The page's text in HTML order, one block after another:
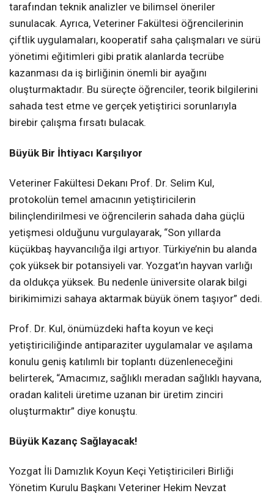
tarafından teknik analizler ve bilimsel öneriler
sunulacak. Ayrıca, Veteriner Fakültesi öğrencilerinin
çiftlik uygulamaları, kooperatif saha çalışmaları ve sürü
yönetimi eğitimleri gibi pratik alanlarda tecrübe
kazanması da iş birliğinin önemli bir ayağını
oluşturmaktadır. Bu süreçte öğrenciler, teorik bilgilerini
sahada test etme ve gerçek yetiştirici sorunlarıyla
birebir çalışma fırsatı bulacak.
Büyük Bir İhtiyacı Karşılıyor
Veteriner Fakültesi Dekanı Prof. Dr. Selim Kul,
protokolün temel amacının yetiştiricilerin
bilinçlendirilmesi ve öğrencilerin sahada daha güçlü
yetişmesi olduğunu vurgulayarak, “Son yıllarda
küçükbaş hayvancılığa ilgi artıyor. Türkiye’nin bu alanda
çok yüksek bir potansiyeli var. Yozgat’ın hayvan varlığı
da oldukça yüksek. Bu nedenle üniversite olarak bilgi
birikimimizi sahaya aktarmak büyük önem taşıyor” dedi.
Prof. Dr. Kul, önümüzdeki hafta koyun ve keçi
yetiştiriciliğinde antiparaziter uygulamalar ve aşılama
konulu geniş katılımlı bir toplantı düzenleneceğini
belirterek, “Amacımız, sağlıklı meradan sağlıklı hayvana,
oradan kaliteli üretime uzanan bir üretim zinciri
oluşturmaktır” diye konuştu.
Büyük Kazanç Sağlayacak!
Yozgat İli Damızlık Koyun Keçi Yetiştiricileri Birliği
Yönetim Kurulu Başkanı Veteriner Hekim Nevzat